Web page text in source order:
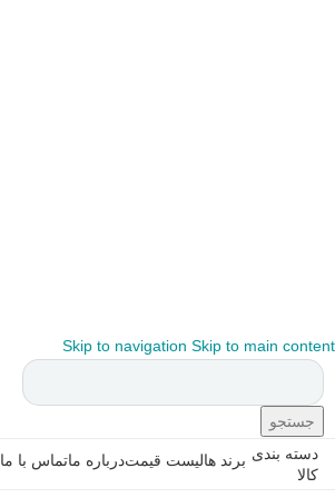
Skip to navigation Skip to main content
جستجو
دسته بندی
کالا
برند هالیست قیمتدرباره ماتماس با ما